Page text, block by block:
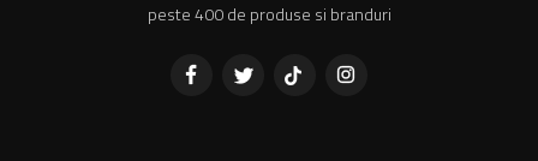
peste 400 de produse si branduri